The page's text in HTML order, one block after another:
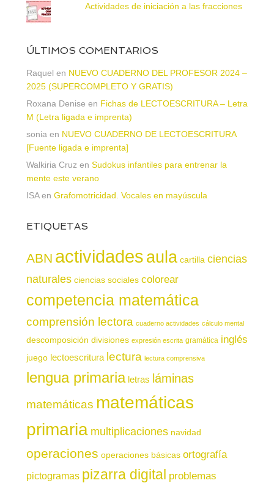
Actividades de iniciación a las fracciones
ÚLTIMOS COMENTARIOS
Raquel en NUEVO CUADERNO DEL PROFESOR 2024 –
2025 (SUPERCOMPLETO Y GRATIS)
Roxana Denise en Fichas de LECTOESCRITURA – Letra
M (Letra ligada e imprenta)
sonia en NUEVO CUADERNO DE LECTOESCRITURA
[Fuente ligada e imprenta]
Walkiria Cruz en Sudokus infantiles para entrenar la
mente este verano
ISAen Grafomotricidad. Vocales en mayúscula
ETIQUETAS
ABN actividadesaula cartilla ciencias
naturales ciencias sociales colorear
competencia matemática
comprensión lectora cuaderno actividades cálculo mental
descomposición divisiones expresión escrita gramática inglés
juego lectoescritura lectura lectura comprensiva
lengua primaria letras láminas
matemáticas matemáticas
primaria multiplicaciones navidad
operaciones operaciones básicas ortografía
pictogramas pizarra digital problemas